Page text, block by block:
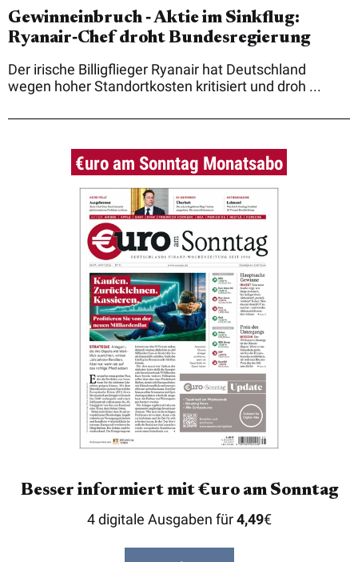
Gewinneinbruch ‑ Aktie im Sinkflug:
Ryanair‑Chef droht Bundesregierung
Der irische Billigflieger Ryanair hat Deutschland
wegen hoher Standortkosten kritisiert und droh ...
€uro am Sonntag Monatsabo
Besser informiert mit €uro am Sonntag
4 digitale Ausgaben für4,49€